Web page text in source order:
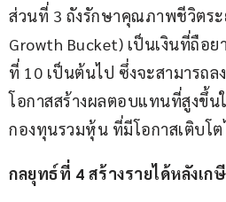
ส่วนที่ 3 ถังรักษาคุณภาพชีวิตระ
Growth Bucket) เป็นเงินที่ถือย
ที่ 10 เป็นต้นไป ซึ่งจะสามารถ
โอกาสสร้างผลตอบแทนที่สูงขึ้น
กองทุนรวมหุ้น ที่มีโอกาสเติบโ
กลยุทธ์ที่ 4 สร้างรายได้หลังเ